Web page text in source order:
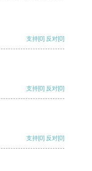
支持[0] 反对[0]
支持[0] 反对[0]
支持[0] 反对[0]